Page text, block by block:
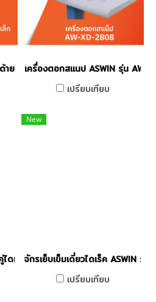
ายคอม ASWIN รุ่น AW-6330-7
เครื่องตอกสแนป ASWIN รุ่น AW-
เปรียบเทียบ
ดเร็ค ASWIN รุ่น AW-574D
New
จักรเย็บเข็มเดี่ยวไดเร็ค ASWIN รุ่
เปรียบเทียบ